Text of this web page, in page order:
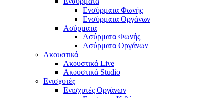
Ενσύρματα Φωνής
Ενσύρματα Οργάνων
Ασύρματα
Ασύρματα Φωνής
Ασύρματα Οργάνων
Ακουστικά
Ακουστικά Live
Ακουστικά Studio
Ενισχυτές
Ενισχυτές Οργάνων